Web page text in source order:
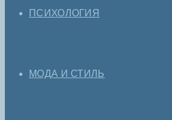
ПСИХОЛОГИЯ
МОДА И СТИЛЬ